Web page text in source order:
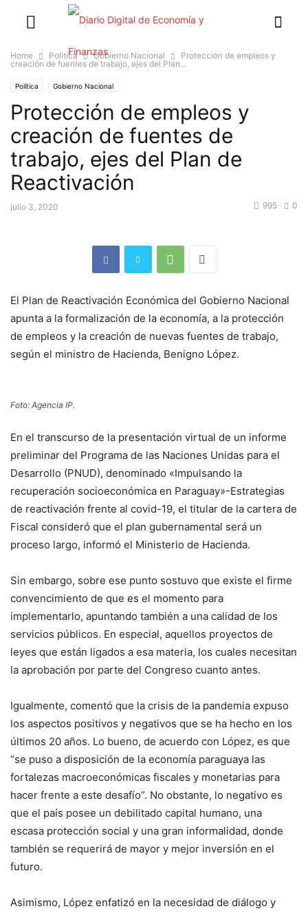
Home Política Gobierno Nacional
Protección de empleos y
creación de fuentes de trabajo, ejes del Plan...
Política Gobierno Nacional
Protección de empleos y
creación de fuentes de
trabajo, ejes del Plan de
Reactivación
julio 3, 2020 0
995
El Plan de Reactivación Económica del Gobierno Nacional
apunta a la formalización de la economía, a la protección
de empleos y la creación de nuevas fuentes de trabajo,
según el ministro de Hacienda, Benigno López.
Foto: Agencia IP.
En el transcurso de la presentación virtual de un informe
preliminar del Programa de las Naciones Unidas para el
Desarrollo (PNUD), denominado «Impulsando la
recuperación socioeconómica en Paraguay»-Estrategias
de reactivación frente al covid-19, el titular de la cartera de
Fiscal consideró que el plan gubernamental será un
proceso largo, informó el Ministerio de Hacienda.
Sin embargo, sobre ese punto sostuvo que existe el firme
convencimiento de que es el momento para
implementarlo, apuntando también a una calidad de los
servicios públicos. En especial, aquellos proyectos de
leyes que están ligados a esa materia, los cuales necesitan
la aprobación por parte del Congreso cuanto antes.
Igualmente, comentó que la crisis de la pandemia expuso
los aspectos positivos y negativos que se ha hecho en los
últimos 20 años. Lo bueno, de acuerdo con López, es que
“se puso a disposición de la economía paraguaya las
fortalezas macroeconómicas fiscales y monetarias para
hacer frente a este desafío”. No obstante, lo negativo es
que el país posee un debilitado capital humano, una
escasa protección social y una gran informalidad, donde
también se requerirá de mayor y mejor inversión en el
futuro.
Asimismo, López enfatizó en la necesidad de diálogo y